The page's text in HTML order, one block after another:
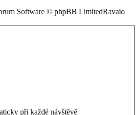
Software © phpBB LimitedRavaio
při každé návštěvě